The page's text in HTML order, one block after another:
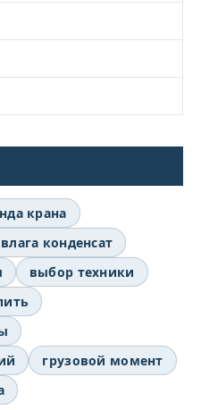
крана
влага конденсат
выбор техники
грузовой момент